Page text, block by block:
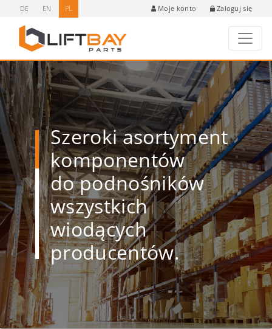
DE EN PL Moje konto Zaloguj się
Szeroki asortyment
komponentów
do podnośników
wszystkich
wiodących
producentów.